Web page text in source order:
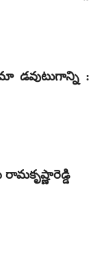
డవుటుగాన్ని :